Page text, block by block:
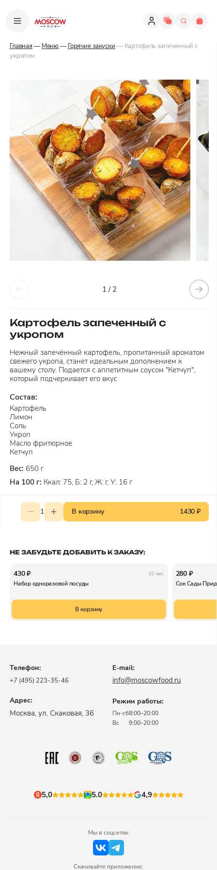
Главная — Меню— Горячие закуски — Картофель запеченный с
укропом
1 / 2
Картофель запеченный с
укропом
Нежный запечённый картофель, пропитанный ароматом
свежего укропа, станет идеальным дополнением к
вашему столу. Подается с аппетитным соусом "Кетчуп",
который подчеркивает его вкус
Состав:
Картофель
Лимон
Соль
Укроп
Масло фритюрное
Кетчуп
Вес: 650 г
На 100 г: Ккал: 75, Б: 2 г, Ж: г, У: 16 г
1 В корзину 1430 ₽
НЕ ЗАБУДЬТЕ ДОБАВИТЬ К ЗАКАЗУ:
430 ₽ 10 чел.
Набор одноразовой посуды
В корзину
280 ₽
Сок Сады
Телефон:
+7 (495) 223-35-46
E-mail:
info@moscowfood.ru
Адрес:
​Москва, ул. Скаковая, 36​
Режим работы:
Пн-сб
Вс
8:00–20:00
9:00–20:00
5,0 5.0 4,9
Мы в соцсетях:
Скачивайте приложение: